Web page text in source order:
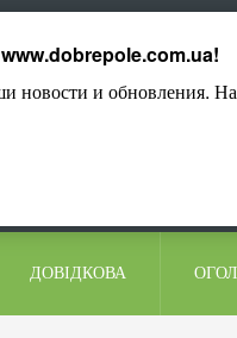
ДОВІДКОВА
www.dobrepole.com.ua!
новости и обновления.